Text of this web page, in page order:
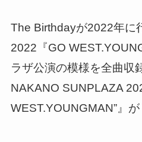
The Birthdayが2022年に
2022『GO
ラザ公演の模様を全曲収
NAKANO SUNPLAZA
WEST.YOUNGMAN”』が